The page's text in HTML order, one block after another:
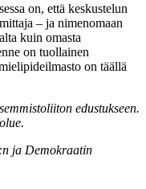
on, että keskustelun
– ja nimenomaan
kuin omasta
on tuollainen
on täällä
edustukseen.
ja Demokraatin